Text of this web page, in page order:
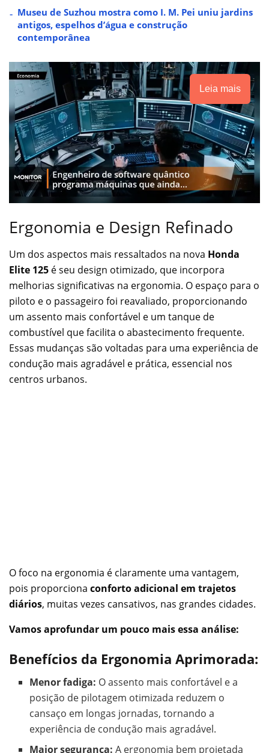
Museu de Suzhou mostra como I. M. Pei uniu jardins
antigos, espelhos d’água e construção
contemporânea
Leia mais
Ergonomia e Design Refinado
Um dos aspectos mais ressaltados na nova Honda
Elite 125 é seu design otimizado, que incorpora
melhorias significativas na ergonomia. O espaço para o
piloto e o passageiro foi reavaliado, proporcionando
um assento mais confortável e um tanque de
combustível que facilita o abastecimento frequente.
Essas mudanças são voltadas para uma experiência de
condução mais agradável e prática, essencial nos
centros urbanos.
O foco na ergonomia é claramente uma vantagem,
pois proporciona conforto adicional em trajetos
diários, muitas vezes cansativos, nas grandes cidades.
Vamos aprofundar um pouco mais essa análise:
Benefícios da Ergonomia Aprimorada:
Menor fadiga: O assento mais confortável e a
posição de pilotagem otimizada reduzem o
cansaço em longas jornadas, tornando a
experiência de condução mais agradável.
Maior segurança: A ergonomia bem projetada